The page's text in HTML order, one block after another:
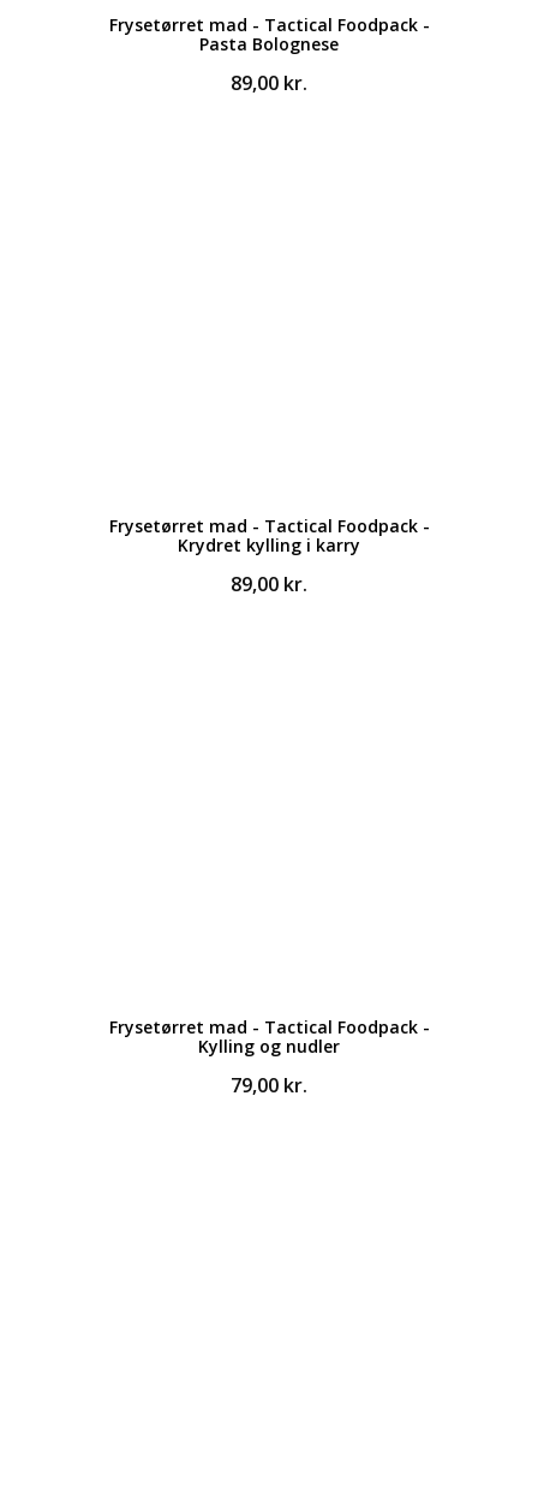
Frysetørret mad - Tactical Foodpack -
Pasta Bolognese
89,00 kr.
Frysetørret mad - Tactical Foodpack -
Krydret kylling i karry
89,00 kr.
Frysetørret mad - Tactical Foodpack -
Kylling og nudler
79,00 kr.